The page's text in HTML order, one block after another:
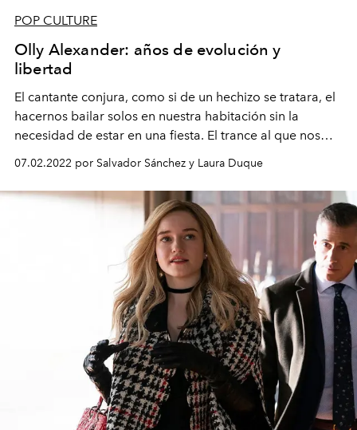
POP CULTURE
Olly Alexander: años de evolución y
libertad
El cantante conjura, como si de un hechizo se tratara, el
hacernos bailar solos en nuestra habitación sin la
necesidad de estar en una fiesta. El trance al que nos
invoca se dice en dos palabras:
07.02.2022 por Salvador Sánchez y Laura Duque